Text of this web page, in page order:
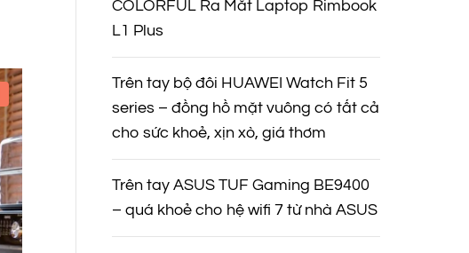
COLORFUL Ra Mắt Laptop Rimbook
L1 Plus
Trên tay bộ đôi HUAWEI Watch Fit 5
series – đồng hồ mặt vuông có tất cả
cho sức khoẻ, xịn xò, giá thơm
Trên tay ASUS TUF Gaming BE9400
– quá khoẻ cho hệ wifi 7 từ nhà ASUS